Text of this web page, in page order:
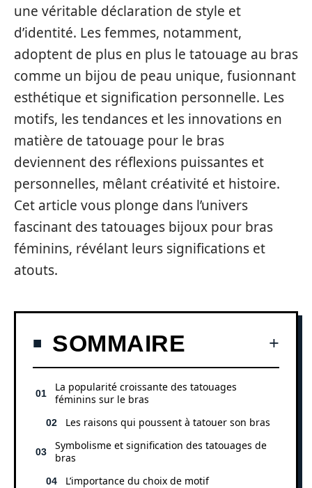
une véritable déclaration de style et
d’identité. Les femmes, notamment,
adoptent de plus en plus le tatouage au bras
comme un bijou de peau unique, fusionnant
esthétique et signification personnelle. Les
motifs, les tendances et les innovations en
matière de tatouage pour le bras
deviennent des réflexions puissantes et
personnelles, mêlant créativité et histoire.
Cet article vous plonge dans l’univers
fascinant des tatouages bijoux pour bras
féminins, révélant leurs significations et
atouts.
SOMMAIRE
La popularité croissante des tatouages
féminins sur le bras
Les raisons qui poussent à tatouer son bras
Symbolisme et signification des tatouages de
bras
L’importance du choix de motif